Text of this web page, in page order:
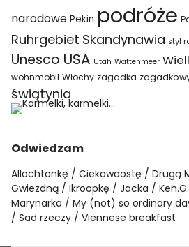
narodowe Pekin podróże
Ruhrgebiet Skandynawia styl
Unesco USA Utah Wattenmeer
wohnmobil Włochy zagadka
świątynia
Odwiedzam
Allochtonkę Ciekawaostę Drugą
Gwiezdną
Ikroopkę Jacka Ken.G.
Marynarka
My (not) so ordinary
Sad rzeczy
Viennese breakfast